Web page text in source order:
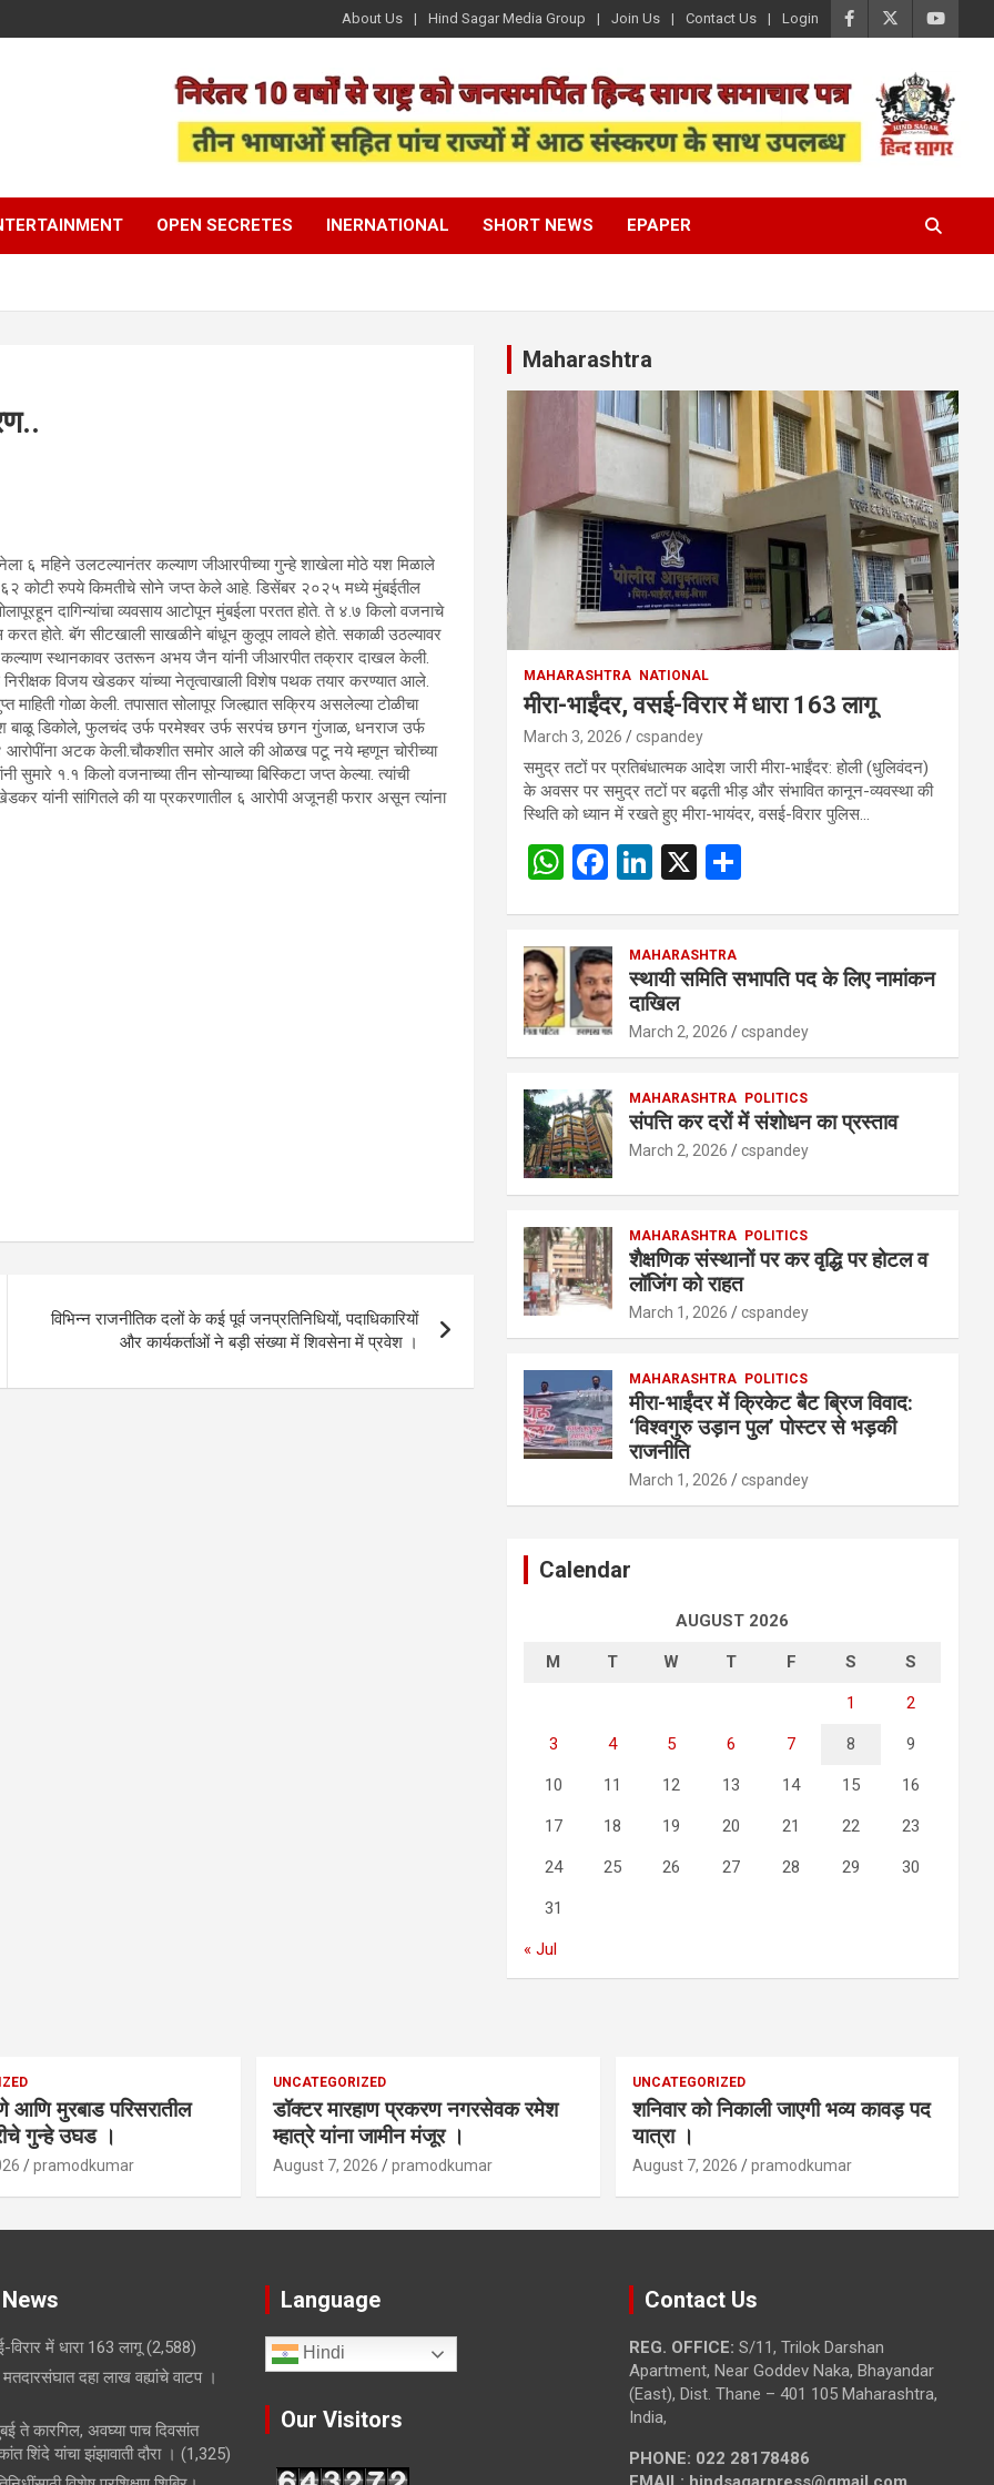
About Us Hind Sagar Media Group Join Us Contact Us Login
OPEN SECRETES INERNATIONAL SHORT NEWS EPAPER
६ महिने उलटल्यानंतर कल्याण जीआरपीच्या गुन्हे शाखेला मोठे यश मिळाले
कोटी रुपये किमतीचे सोने जप्त केले आहे. डिसेंबर २०२५ मध्ये मुंबईतील
दागिन्यांचा व्यवसाय आटोपून मुंबईला परतत होते. ते ४.७ किलो वजनाचे
करत होते. बॅग सीटखाली साखळीने बांधून कुलूप लावले होते. सकाळी उठल्यावर
कल्याण स्थानकावर उतरून अभय जैन यांनी जीआरपीत तक्रार दाखल केली.
विजय खेडकर यांच्या नेतृत्वाखाली विशेष पथक तयार करण्यात आले.
गोळा केली. तपासात सोलापूर जिल्ह्यात सक्रिय असलेल्या टोळीचा
बाळू डिकोले, फुलचंद उर्फ परमेश्वर उर्फ सरपंच छगन गुंजाळ, धनराज उर्फ
४ आरोपींना अटक केली.चौकशीत समोर आले की ओळख पटू नये म्हणून चोरीच्या
सुमारे १.१ किलो वजनाच्या तीन सोन्याच्या बिस्किटा जप्त केल्या. त्यांची
यांनी सांगितले की या प्रकरणातील ६ आरोपी अजूनही फरार असून त्यांना
विभिन्न राजनीतिक दलों के कई पूर्व जनप्रतिनिधियों, पदाधिकारियों
और कार्यकर्ताओं ने बड़ी संख्या में शिवसेना में प्रवेश ।
Maharashtra
MAHARASHTRA NATIONAL
मीरा-भाईंदर, वसई-विरार में धारा 163 लागू
March 3, 2026 cspandey
समुद्र तटों पर प्रतिबंधात्मक आदेश जारी मीरा-भाईंदर: होली (धुलिवंदन)
के अवसर पर समुद्र तटों पर बढ़ती भीड़ और संभावित कानून-व्यवस्था की
स्थिति को ध्यान में रखते हुए मीरा-भायंदर, वसई-विरार पुलिस…
W
s
A
p
F
b
o
o
Li
dI
n
X
e
MAHARASHTRA
स्थायी समिति सभापति पद के लिए नामांकन
दाखिल
March 2, 2026 cspandey
MAHARASHTRA POLITICS
संपत्ति कर दरों में संशोधन का प्रस्ताव
March 2, 2026 cspandey
MAHARASHTRA POLITICS
शैक्षणिक संस्थानों पर कर वृद्धि पर होटल व
लॉजिंग को राहत
March 1, 2026 cspandey
MAHARASHTRA POLITICS
मीरा-भाईंदर में क्रिकेट बैट ब्रिज विवाद:
‘विश्वगुरु उड़ान पुल’ पोस्टर से भड़की
राजनीति
March 1, 2026 cspandey
Calendar
AUGUST 2026
M T W T F S S
1 2
3 4 5 6 7 8 9
10 11 12 13 14 15 16
17 18 19 20 21 22 23
24 25 26 27 28 29 30
31
« Jul
आणि मुरबाड परिसरातील
गुन्हे उघड ।
pramodkumar
UNCATEGORIZED
डॉक्टर मारहाण प्रकरण नगरसेवक रमेश
म्हात्रे यांना जामीन मंजूर ।
August 7, 2026 pramodkumar
UNCATEGORIZED
शनिवार को निकाली जाएगी भव्य कावड़ पद
यात्रा ।
August 7, 2026 pramodkumar
विरार में धारा 163 लागू (2,588)
दहा लाख वह्यांचे वाटप ।
ते कारगिल, अवघ्या पाच दिवसांत
शिंदे यांचा झंझावाती दौरा । (1,325)
Language
Hindi
Our Visitors
Contact Us
REG. OFFICE: S/11, Trilok Darshan
Apartment, Near Goddev Naka, Bhayandar
(East), Dist. Thane – 401 105 Maharashtra,
India,
PHONE: 022 28178486